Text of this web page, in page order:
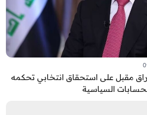
مقبل على استحقاق انتخابي تحكمه
الحسابات السياسية